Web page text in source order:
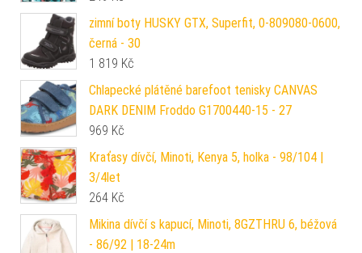
zimní boty HUSKY GTX, Superfit, 0-809080-0600,
černá - 30
1 819 Kč
Chlapecké plátěné barefoot tenisky CANVAS
DARK DENIM Froddo G1700440-15 - 27
969 Kč
Kraťasy dívčí, Minoti, Kenya 5, holka - 98/104 |
3/4let
264 Kč
Mikina dívčí s kapucí, Minoti, 8GZTHRU 6, béžová
- 86/92 | 18-24m